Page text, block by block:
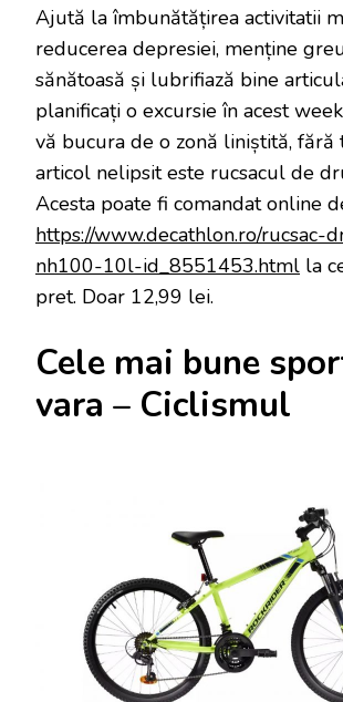
Ajută la îmbunătățirea activitatii
reducerea depresiei, menține
sănătoasă și lubrifiază bine
planificați o excursie în acest
vă bucura de o zonă liniștită, fără
articol nelipsit este rucsacul de
Acesta poate fi comandat online
https://www.decathlon.ro/rucsac-
nh100-10l-id_8551453.html la
pret. Doar 12,99 lei.
Cele mai bune
vara – Ciclismul